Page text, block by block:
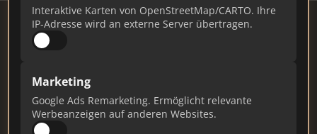
Interaktive Karten von OpenStreetMap/CARTO. Ihre
IP-Adresse wird an externe Server übertragen.
Marketing
Google Ads Remarketing. Ermöglicht relevante
Werbeanzeigen auf anderen Websites.
# MAKLER / FIRMA